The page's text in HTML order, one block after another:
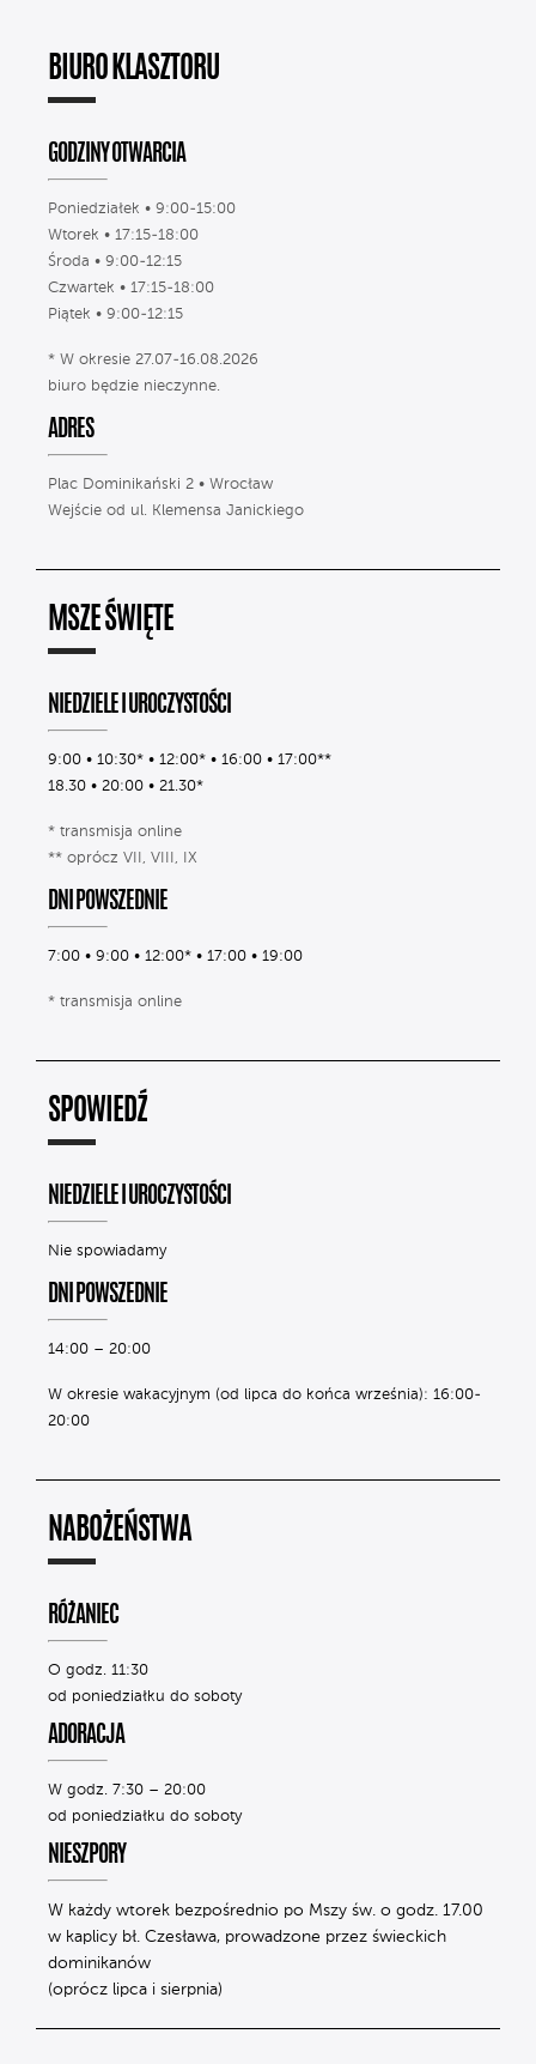
BIURO KLASZTORU
GODZINY OTWARCIA
Poniedziałek • 9:00-15:00
Wtorek • 17:15-18:00
Środa • 9:00-12:15
Czwartek • 17:15-18:00
Piątek • 9:00-12:15
* W okresie 27.07-16.08.2026
biuro będzie nieczynne.
ADRES
Plac Dominikański 2 • Wrocław
Wejście od ul. Klemensa Janickiego
MSZE ŚWIĘTE
NIEDZIELE I UROCZYSTOŚCI
9:00 • 10:30* • 12:00* • 16:00 • 17:00**
18.30 • 20:00 • 21.30*
* transmisja online
** oprócz VII, VIII, IX
DNI POWSZEDNIE
7:00 • 9:00 • 12:00* • 17:00 • 19:00
* transmisja online
SPOWIEDŹ
NIEDZIELE I UROCZYSTOŚCI
Nie spowiadamy
DNI POWSZEDNIE
14:00 – 20:00
W okresie wakacyjnym (od lipca do końca września): 16:00-
20:00
NABOŻEŃSTWA
RÓŻANIEC
O godz. 11:30
od poniedziałku do soboty
ADORACJA
W godz. 7:30 – 20:00
od poniedziałku do soboty
NIESZPORY
W każdy wtorek bezpośrednio po Mszy św. o godz. 17.00
w kaplicy bł. Czesława, prowadzone przez świeckich
dominikanów
(oprócz lipca i sierpnia)